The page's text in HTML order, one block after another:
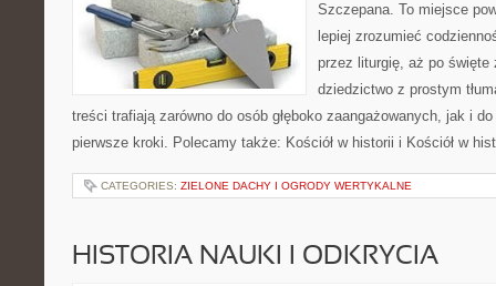
Szczepana. To miejsce
lepiej zrozumieć
przez liturgię, aż po święte
dziedzictwo z prostym
treści trafiają zarówno do osób głęboko zaangażowanych, jak i
pierwsze kroki. Polecamy także: Kościół w historii i Kościół w
CATEGORIES: ZIELONE DACHY I OGRODY WERTYKALNE
HISTORIA NAUKI I ODKRYCIA